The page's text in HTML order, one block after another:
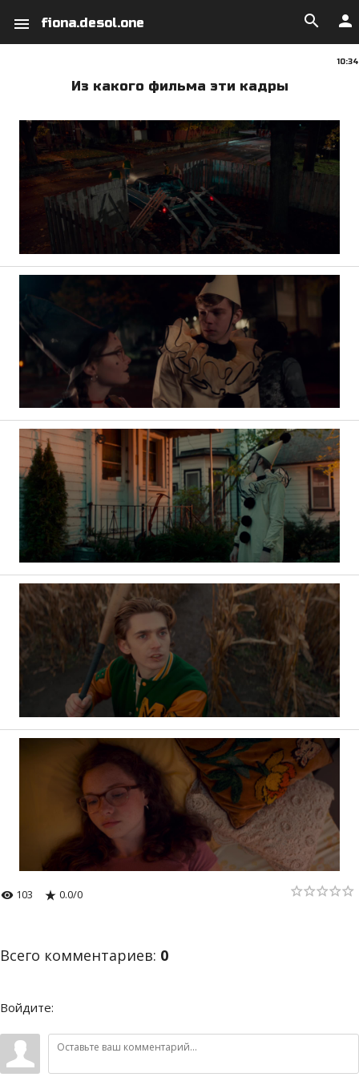
menu fiona.desol.one person
search
10:34
Из какого фильма эти кадры
103 0.0/0
Всего комментариев: 0
Войдите: